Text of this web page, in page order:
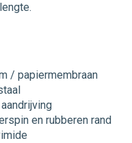
/ papiermembraan
en rubberen rand